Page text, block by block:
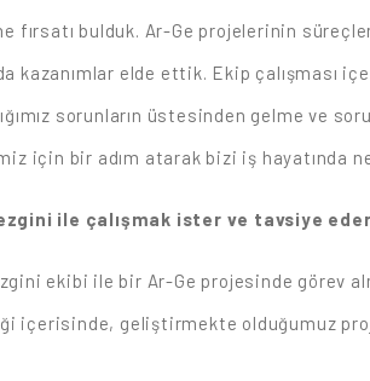
fırsatı bulduk. Ar-Ge projelerinin
kazanımlar elde ettik. Ekip çalışması
sorunların üstesinden gelme ve
için bir adım atarak bizi iş hayatında
ile çalışmak ister ve tavsiye
ekibi ile bir Ar-Ge projesinde görev
içerisinde, geliştirmekte olduğumuz